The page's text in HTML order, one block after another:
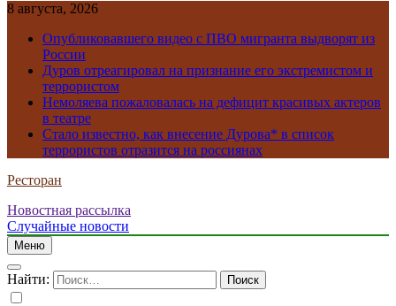
8 августа, 2026
Опубликовавшего видео с ПВО мигранта выдворят из
России
Дуров отреагировал на признание его экстремистом и
террористом
Немоляева пожаловалась на дефицит красивых актеров
в театре
Стало известно, как внесение Дурова* в список
террористов отразится на россиянах
Ресторан
Новостная рассылка
Случайные новости
Меню
Найти: